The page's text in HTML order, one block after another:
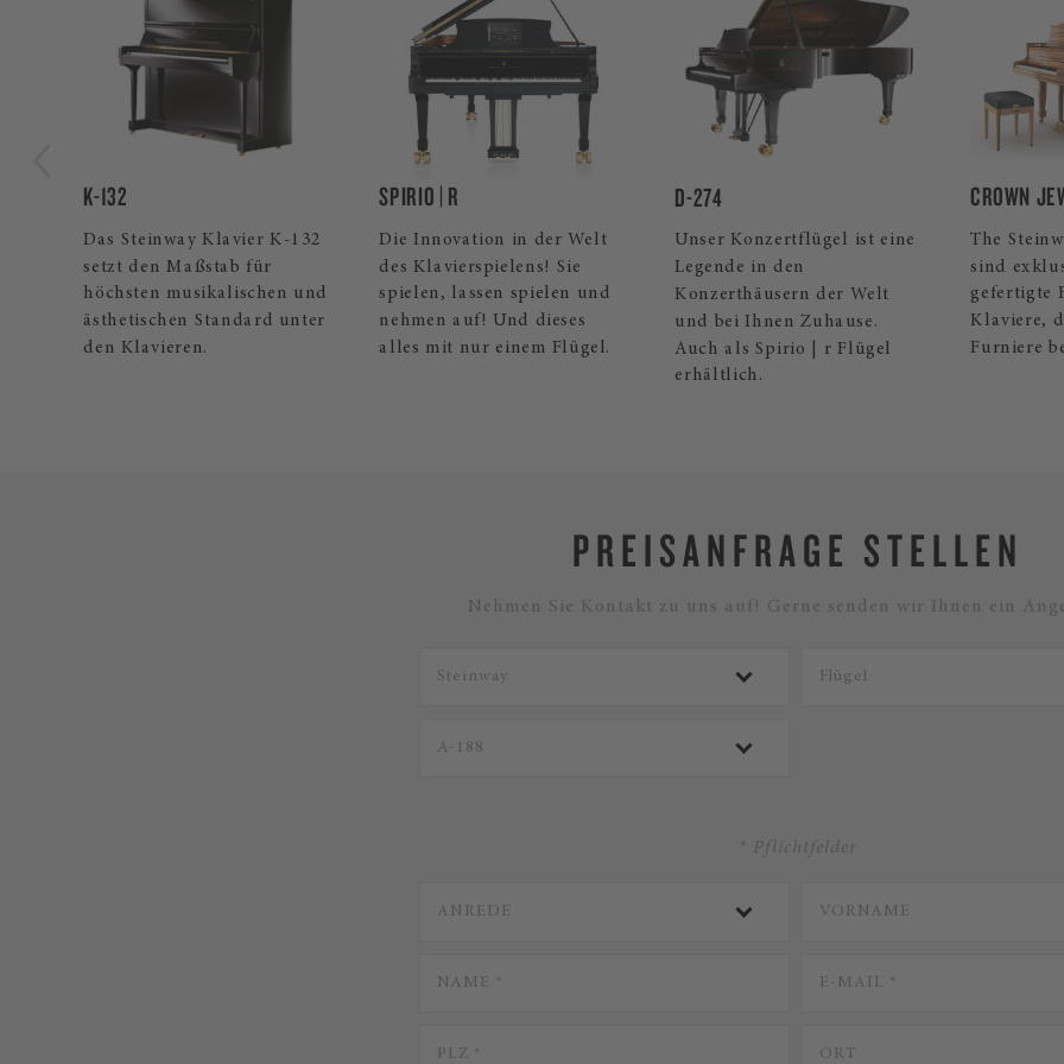
Musikschulen schätzen den A-Flügel, nicht zuletzt wegen des vollen,
K-132
Das Steinway Klavier K-132
setzt den Maßstab für
höchsten musikalischen und
ästhetischen Standard unter
den Klavieren.
SPIRIO | R
Die Innovation in der Welt
des Klavierspielens! Sie
spielen, lassen spielen und
nehmen auf! Und dieses
alles mit nur einem Flügel.
D-274
Unser Konzertflügel ist eine
Legende in den
Konzerthäusern der Welt
und bei Ihnen Zuhause.
Auch als Spirio | r Flügel
erhältlich.
CROWN
The
sind
gefertigte
Klaviere,
Furniere
PREISANFRAGE STELLEN
Nehmen Sie Kontakt zu uns auf! Gerne senden wir Ihnen ein
* Pflichtfelder